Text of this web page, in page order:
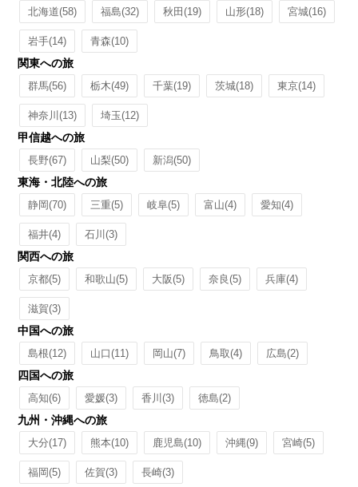
北海道(58) 福島(32) 秋田(19) 山形(18) 宮城(16)
岩手(14) 青森(10)
関東への旅
群馬(56) 栃木(49) 千葉(19) 茨城(18) 東京(14)
神奈川(13) 埼玉(12)
甲信越への旅
長野(67) 山梨(50) 新潟(50)
東海・北陸への旅
静岡(70) 三重(5) 岐阜(5) 富山(4) 愛知(4)
福井(4) 石川(3)
関西への旅
京都(5) 和歌山(5) 大阪(5) 奈良(5) 兵庫(4)
滋賀(3)
中国への旅
島根(12) 山口(11) 岡山(7) 鳥取(4) 広島(2)
四国への旅
高知(6) 愛媛(3) 香川(3) 徳島(2)
九州・沖縄への旅
大分(17) 熊本(10) 鹿児島(10) 沖縄(9) 宮崎(5)
福岡(5) 佐賀(3) 長崎(3)